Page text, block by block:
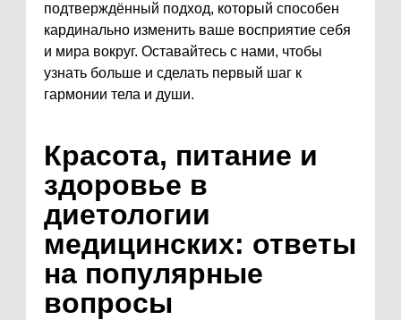
подтверждённый подход, который способен
кардинально изменить ваше восприятие себя
и мира вокруг. Оставайтесь с нами, чтобы
узнать больше и сделать первый шаг к
гармонии тела и души.
Красота, питание и
здоровье в
диетологии
медицинских: ответы
на популярные
вопросы